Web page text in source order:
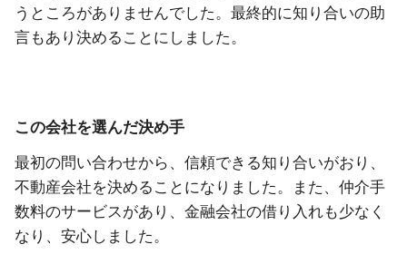
うところがありませんでした。最終的に知り合いの助
言もあり決めることにしました。
この会社を選んだ決め手
最初の問い合わせから、信頼できる知り合いがおり、
不動産会社を決めることになりました。また、仲介手
数料のサービスがあり、金融会社の借り入れも少なく
なり、安心しました。